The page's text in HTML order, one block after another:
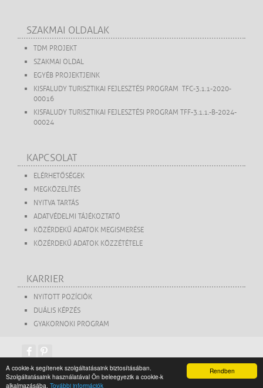
Rendben
A cookie-k segítenek szolgáltatásaink biztosításában.
Szolgáltatásaink használatával Ön beleegyezik a cookie-k
alkalmazásába. További információk
SZAKMAI OLDALAK
TDM PROJEKT
SZAKMAI OLDAL
EGYÉB PROJEKTJEINK
KISFALUDY TURISZTIKAI FEJLESZTÉSI PROGRAM TFC-3.1.1-2020-
00016
KISFALUDY TURISZTIKAI FEJLESZTÉSI PROGRAM TFF-3.1.1.-B-2024-
00024
KAPCSOLAT
ELÉRHETŐSÉGEK
MEGKÖZELÍTÉS
NYITVA TARTÁS
ADATVÉDELMI TÁJÉKOZTATÓ
KÖZÉRDEKŰ ADATOK MEGISMERÉSE
KÖZÉRDEKŰ ADATOK KÖZZÉTÉTELE
KARRIER
NYITOTT POZÍCIÓK
DUÁLIS KÉPZÉS
GYAKORNOKI PROGRAM
copyright 2015. Székesfehérvári Turisztikai Közhasznú Nonprofit Kft.